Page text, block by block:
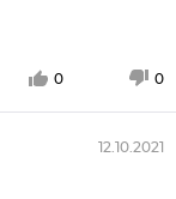
0 0
12.10.2021